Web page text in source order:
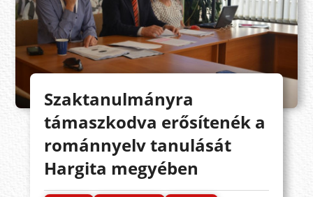
Szaktanulmányra
támaszkodva erősítenék a
románnyelv tanulását
Hargita megyében